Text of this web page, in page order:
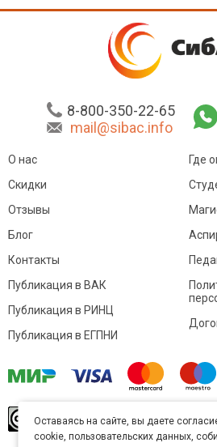
8-800-350-22-65
mail@sibac.info
О нас
Скидки
Отзывы
Блог
Контакты
Где
Публикация в ВАК
Публикация в РИНЦ
Публикация в ЕГПНИ
произведение
Commons
Оставаясь на сайте, вы даете
cookie, пользовательских данных,